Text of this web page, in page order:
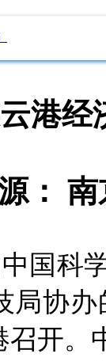
港
：
国科
局协办
召开。